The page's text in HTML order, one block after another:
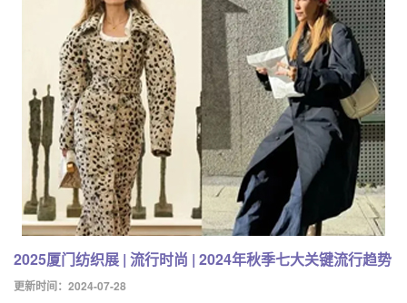
2025厦门纺织展 | 流行时尚 | 2024年秋季七大关键流行趋势
更新时间：2024-07-28